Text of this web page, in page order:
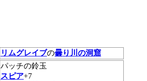
リムグレイブの曇り川の洞窟
パッチの鈴玉
スピア+7